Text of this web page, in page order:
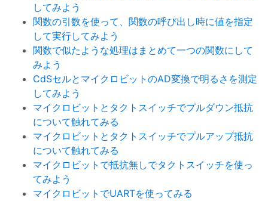
してみよう
関数の引数を使って、関数の呼び出し時に値を指定
して実行してみよう
関数で似たような処理はまとめて一つの関数にして
みよう
CdSセルとマイクロビットのAD変換で明るさを測定
してみよう
マイクロビットとタクトスイッチでプルダウン抵抗
について触れてみる
マイクロビットとタクトスイッチでプルアップ抵抗
について触れてみる
マイクロビットで抵抗無しでタクトスイッチを使っ
てみよう
マイクロビットでUARTを使ってみる